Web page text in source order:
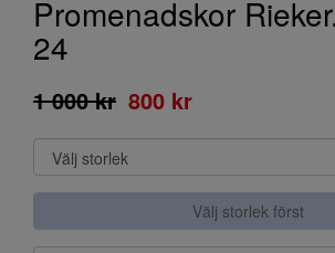
Promenadskor
24
1 000 kr 800 kr
Välj storlek först